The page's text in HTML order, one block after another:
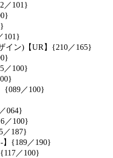
／101}
101}
イン)【UR】{210／165}
／100}
{089／100}
064}
／100}
／187}
】{189／190}
／100}